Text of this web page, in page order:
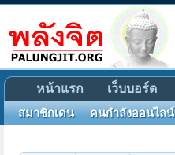
หน้าแรก เว็บบอร์ด
สมาชิกเด่น คนกำลังออนไลน์